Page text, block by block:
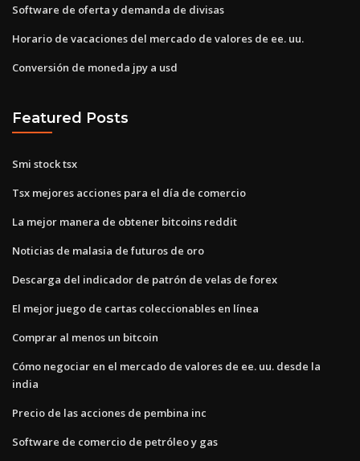
Software de oferta y demanda de divisas
Horario de vacaciones del mercado de valores de ee. uu.
Conversión de moneda jpy a usd
Featured Posts
Smi stock tsx
Tsx mejores acciones para el día de comercio
La mejor manera de obtener bitcoins reddit
Noticias de malasia de futuros de oro
Descarga del indicador de patrón de velas de forex
El mejor juego de cartas coleccionables en línea
Comprar al menos un bitcoin
Cómo negociar en el mercado de valores de ee. uu. desde la
india
Precio de las acciones de pembina inc
Software de comercio de petróleo y gas